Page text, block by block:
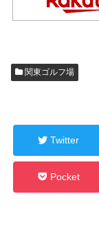
関東ゴルフ場
Twitter
Pocket